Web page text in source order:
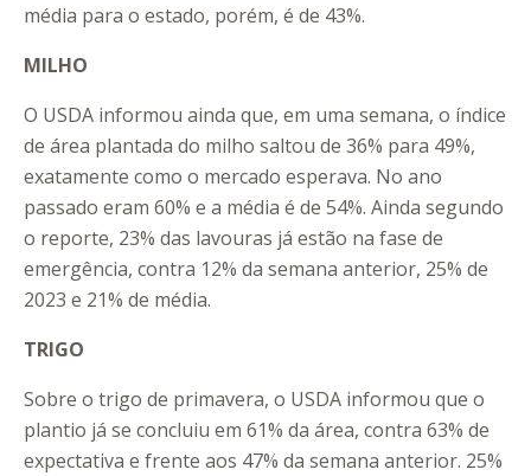
média para o estado, porém, é de 43%.
MILHO
O USDA informou ainda que, em uma semana, o índice
de área plantada do milho saltou de 36% para 49%,
exatamente como o mercado esperava. No ano
passado eram 60% e a média é de 54%. Ainda segundo
o reporte, 23% das lavouras já estão na fase de
emergência, contra 12% da semana anterior, 25% de
2023 e 21% de média.
TRIGO
Sobre o trigo de primavera, o USDA informou que o
plantio já se concluiu em 61% da área, contra 63% de
expectativa e frente aos 47% da semana anterior. 25%